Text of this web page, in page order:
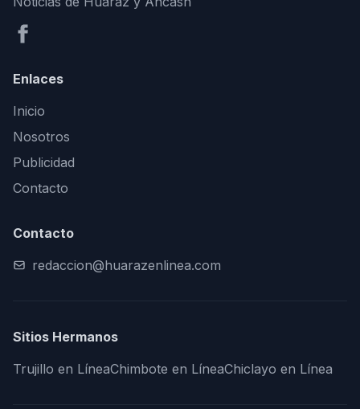
Enlaces
Inicio
Nosotros
Publicidad
Contacto
Contacto
redaccion@huarazenlinea.com
Sitios Hermanos
Trujillo en LíneaChimbote en LíneaChiclayo en Línea